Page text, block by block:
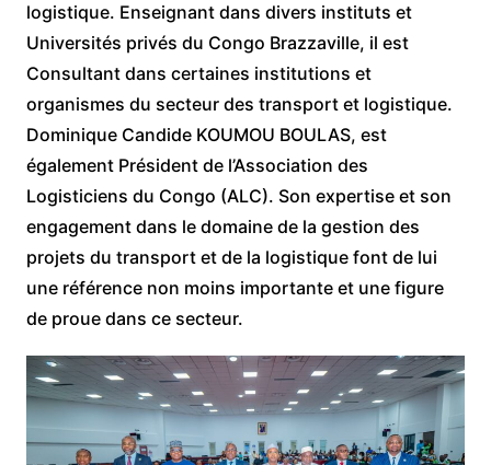
logistique. Enseignant dans divers instituts et
Universités privés du Congo Brazzaville, il est
Consultant dans certaines institutions et
organismes du secteur des transport et logistique.
Dominique Candide KOUMOU BOULAS, est
également Président de l’Association des
Logisticiens du Congo (ALC). Son expertise et son
engagement dans le domaine de la gestion des
projets du transport et de la logistique font de lui
une référence non moins importante et une figure
de proue dans ce secteur.